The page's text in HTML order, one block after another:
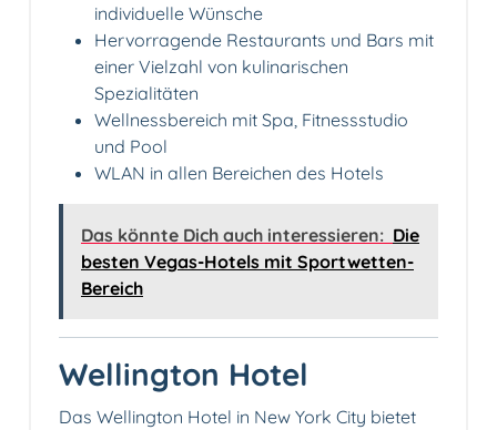
individuelle Wünsche
Hervorragende Restaurants und Bars mit
einer Vielzahl von kulinarischen
Spezialitäten
Wellnessbereich mit Spa, Fitnessstudio
und Pool
WLAN in allen Bereichen des Hotels
Das könnte Dich auch interessieren: Die
besten Vegas-Hotels mit Sportwetten-
Bereich
Wellington Hotel
Das Wellington Hotel in New York City bietet